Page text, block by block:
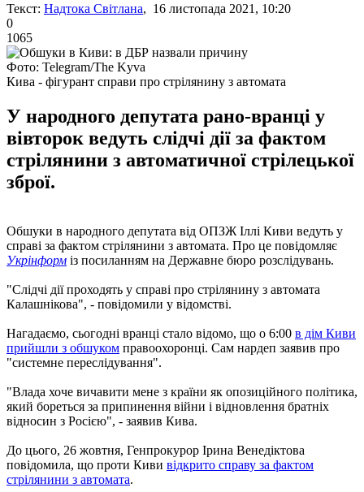
Текст: Надтока Світлана, 16 листопада 2021, 10:20
0
1065
Фото: Telegram/The Kyva
Кива - фігурант справи про стрілянину з автомата
У народного депутата рано-вранці у
вівторок ведуть слідчі дії за фактом
стрілянини з автоматичної стрілецької
зброї.
Обшуки в народного депутата від ОПЗЖ Іллі Киви ведуть у
справі за фактом стрілянини з автомата. Про це повідомляє
Укрінформ із посиланням на Державне бюро розслідувань.
"Слідчі дії проходять у справі про стрілянину з автомата
Калашнікова", - повідомили у відомстві.
Нагадаємо, сьогодні вранці стало відомо, що о 6:00 в дім Киви
прийшли з обшуком правоохоронці. Сам нардеп заявив про
"системне переслідування".
"Влада хоче вичавити мене з країни як опозиційного політика,
який бореться за припинення війни і відновлення братніх
відносин з Росією", - заявив Кива.
До цього, 26 жовтня, Генпрокурор Ірина Венедіктова
повідомила, що проти Киви відкрито справу за фактом
стрілянини з автомата.